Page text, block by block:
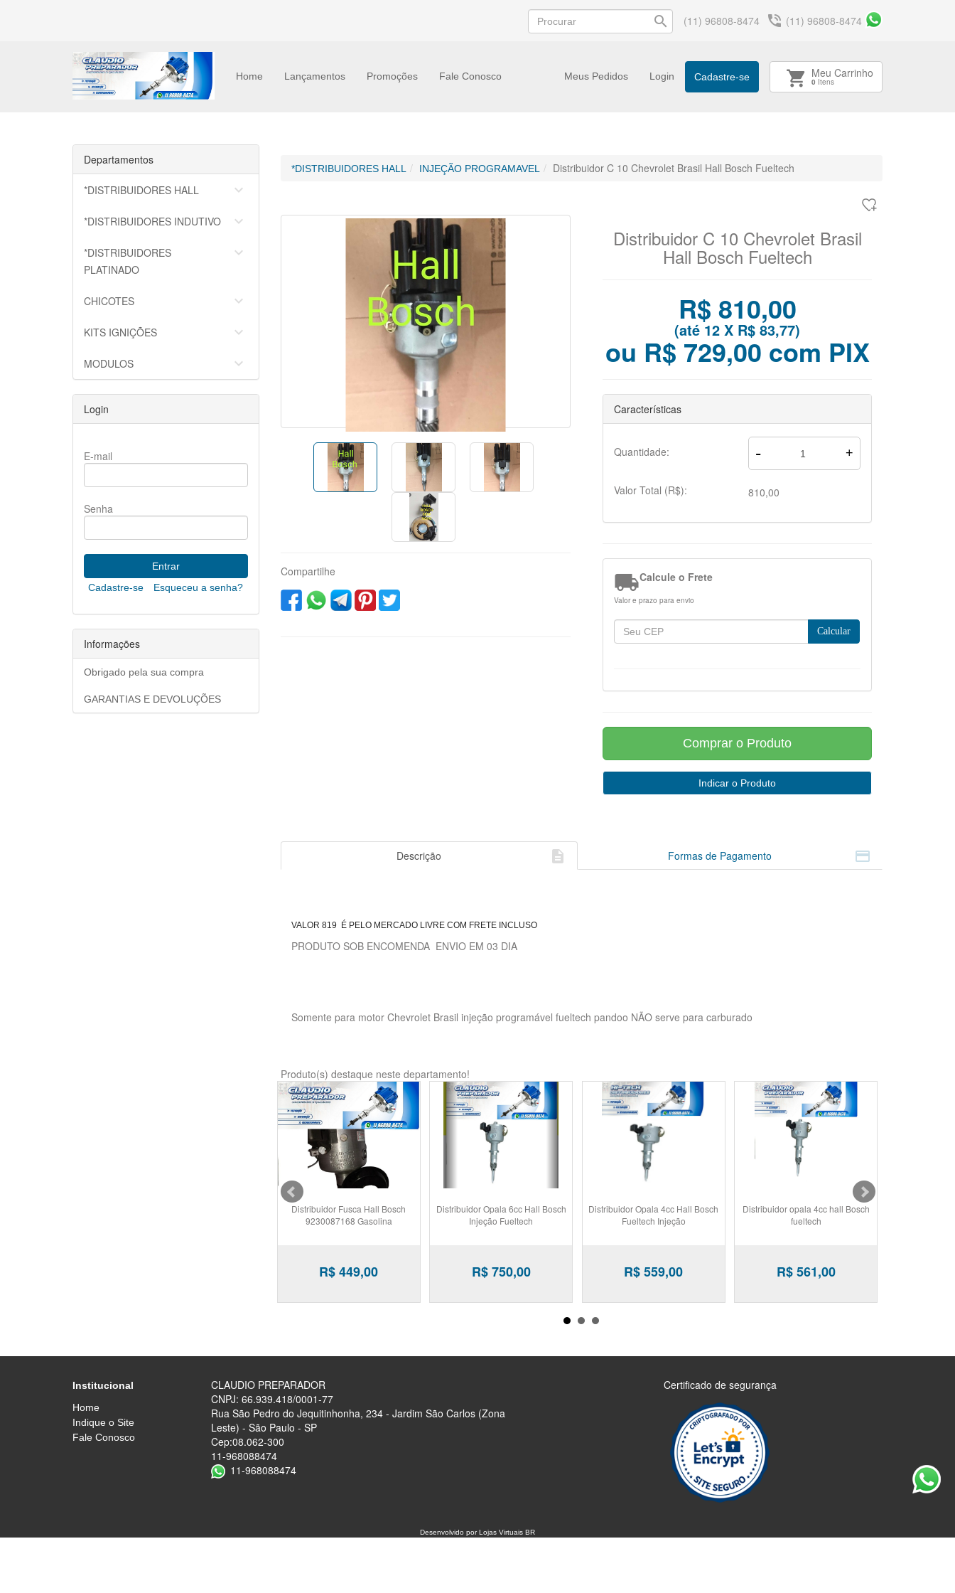
search (11) 96808-8474 phone_in_talk (11) 96808-8474
Home Lançamentos Promoções Fale Conosco Meus Pedidos Login Cadastre-se shopping_cart Meu Carrinho
0 Itens
Departamentos
*DISTRIBUIDORES HALL keyboard_arrow_down
*DISTRIBUIDORES INDUTIVO keyboard_arrow_down
*DISTRIBUIDORES
PLATINADO
keyboard_arrow_down
CHICOTES keyboard_arrow_down
KITS IGNIÇÕES keyboard_arrow_down
MODULOS keyboard_arrow_down
Login
E-mail
Senha
Cadastre-se Esqueceu a senha?
Informações
Obrigado pela sua compra
GARANTIAS E DEVOLUÇÕES
*DISTRIBUIDORES HALL INJEÇÃO PROGRAMAVEL Distribuidor C 10 Chevrolet Brasil Hall Bosch Fueltech
Compartilhe
Distribuidor C 10 Chevrolet Brasil
Hall Bosch Fueltech
R$ 810,00
(até 12 X R$ 83,77)
ou R$ 729,00 com PIX
Características
Quantidade: - +
Valor Total (R$): 810,00
Calcule o Frete
Valor e prazo para envio
Calcular
Descrição  Formas de Pagamento 
VALOR 819 É PELO MERCADO LIVRE COM FRETE INCLUSO
PRODUTO SOB ENCOMENDA ENVIO EM 03 DIA
Somente para motor Chevrolet Brasil injeção programável fueltech pandoo NÃO serve para carburado
Produto(s) destaque neste departamento!
Distribuidor Fusca Hall Bosch
9230087168 Gasolina
R$ 449,00
Distribuidor Opala 6cc Hall Bosch
Injeção Fueltech
R$ 750,00
Distribuidor Opala 4cc Hall Bosch
Fueltech Injeção
R$ 559,00
Distribuidor opala 4cc hall Bosch
fueltech
R$ 561,00
Institucional
Home
Indique o Site
Fale Conosco
CLAUDIO PREPARADOR
CNPJ: 66.939.418/0001-77
Rua São Pedro do Jequitinhonha, 234 - Jardim São Carlos (Zona
Leste) - São Paulo - SP
Cep:08.062-300
11-968088474
11-968088474
Certificado de segurança
Desenvolvido porLojas Virtuais BR